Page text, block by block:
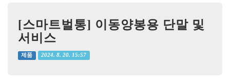
[스마트벌통] 이동양봉용 단말 및
서비스
제품 2024. 8. 20. 15:57